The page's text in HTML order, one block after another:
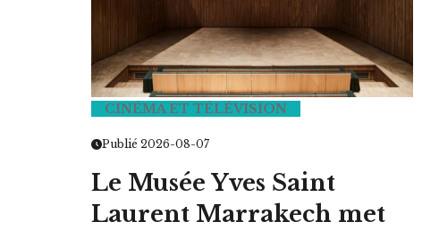
CINÉMA ET TÉLÉVISION
Publié 2026-08-07
Le Musée Yves Saint
Laurent Marrakech met
LUNDI 23 FÉVRIER 2026 - 11:09